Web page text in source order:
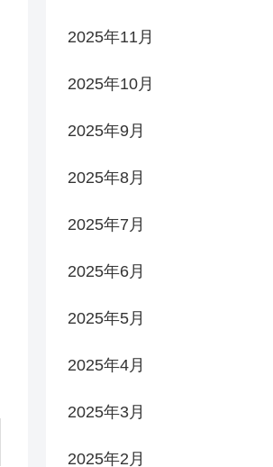
2025年11月
2025年10月
2025年9月
2025年8月
2025年7月
2025年6月
2025年5月
2025年4月
2025年3月
2025年2月